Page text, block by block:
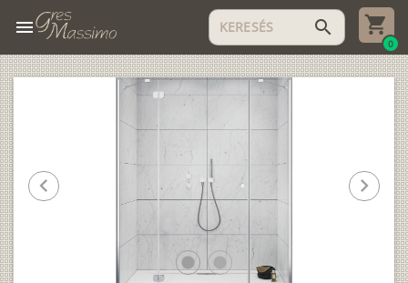
menu search
0
lens lens
chevron_left chevron_right